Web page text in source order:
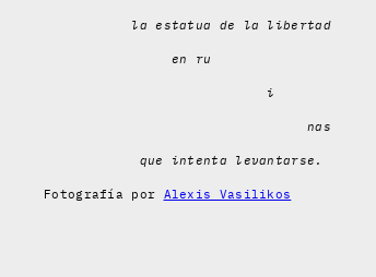
la estatua de la libertad
en ru
i
nas
que intenta levantarse.
Fotografía por Alexis Vasilikos